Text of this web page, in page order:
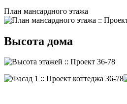
План мансардного этажа
Высота дома